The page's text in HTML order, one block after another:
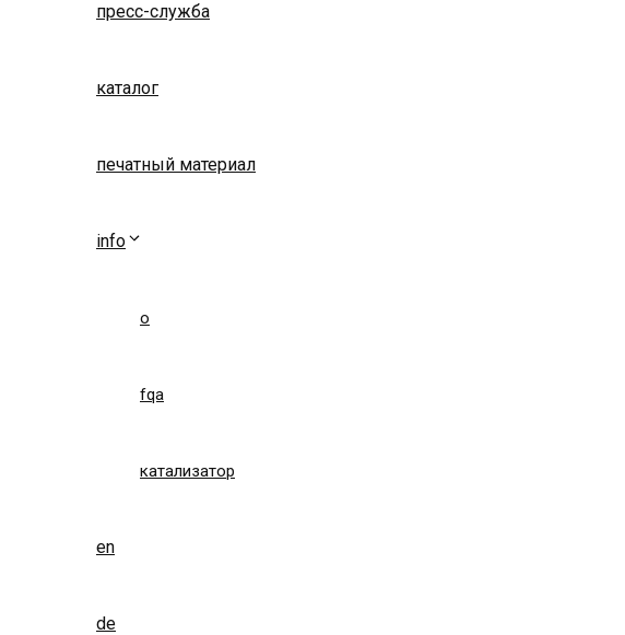
пресс-служба
каталог
печатный материал
info
о
fqa
катализатор
en
de